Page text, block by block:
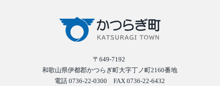
〒649-7192
和歌山県伊都郡かつらぎ町大字丁ノ町2160番地
電話 0736-22-0300 FAX 0736-22-6432